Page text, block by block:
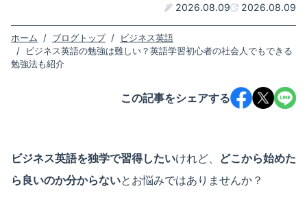
2026.08.09 2026.08.09
ホーム / ブログトップ /
ビジネス英語
/
ビジネス英語の勉強は難しい？英語学習初心者の社会人でもできる
勉強法も紹介
この記事をシェアする
ビジネス英語を独学で習得したいけれど、 どこから始めた
ら良いのか分からないとお悩みではありませんか？